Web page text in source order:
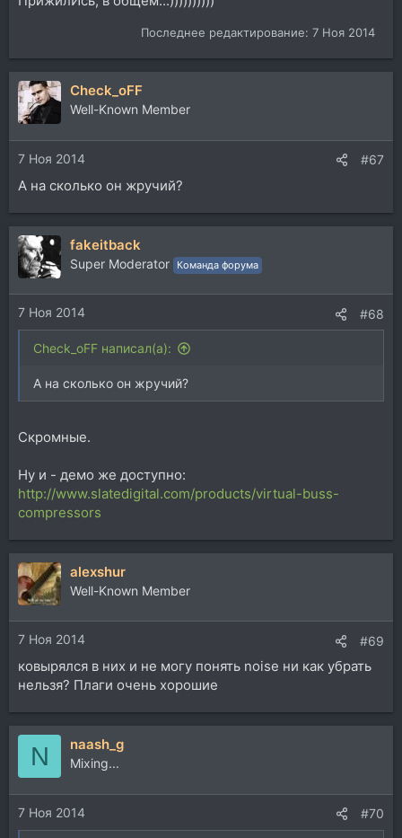
Последнее редактирование: 7 Ноя 2014
Check_oFF
Well-Known Member
7 Ноя 2014 #67
А на сколько он жручий?
fakeitback
Super Moderator Команда форума
7 Ноя 2014 #68
Check_oFF написал(а):
А на сколько он жручий?
Скромные.
Ну и - демо же доступно:
http://www.slatedigital.com/products/virtual-buss-
compressors
alexshur
Well-Known Member
7 Ноя 2014 #69
ковырялся в них и не могу понять noise ни как убрать
нельзя? Плаги очень хорошие
N naash_g
Mixing...
7 Ноя 2014 #70